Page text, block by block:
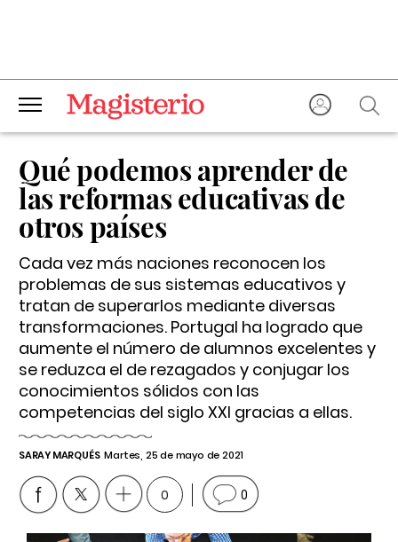
Qué podemos aprender de
las reformas educativas de
otros países
Cada vez más naciones reconocen los
problemas de sus sistemas educativos y
tratan de superarlos mediante diversas
transformaciones. Portugal ha logrado que
aumente el número de alumnos excelentes y
se reduzca el de rezagados y conjugar los
conocimientos sólidos con las
competencias del siglo XXI gracias a ellas.
SARAY MARQUÉS Martes, 25 de mayo de 2021
0 0